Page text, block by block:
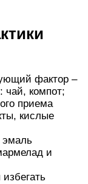
фактор –
чай, компот;
приема
кислые
и